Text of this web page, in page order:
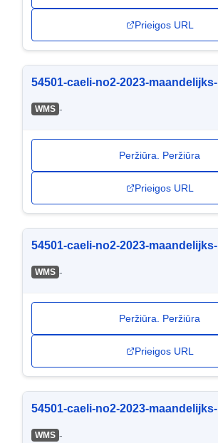
Prieigos URL
54501-caeli-no2-2023-maandelijks-
WMS -
Peržiūra. Peržiūra
Prieigos URL
54501-caeli-no2-2023-maandelijks-
WMS -
Peržiūra. Peržiūra
Prieigos URL
54501-caeli-no2-2023-maandelijks-
WMS -